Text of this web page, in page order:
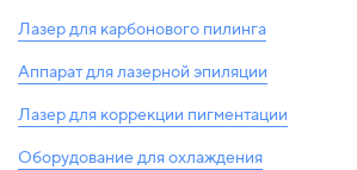
Лазер для карбонового пилинга
Аппарат для лазерной эпиляции
Лазер для коррекции пигментации
Оборудование для охлаждения